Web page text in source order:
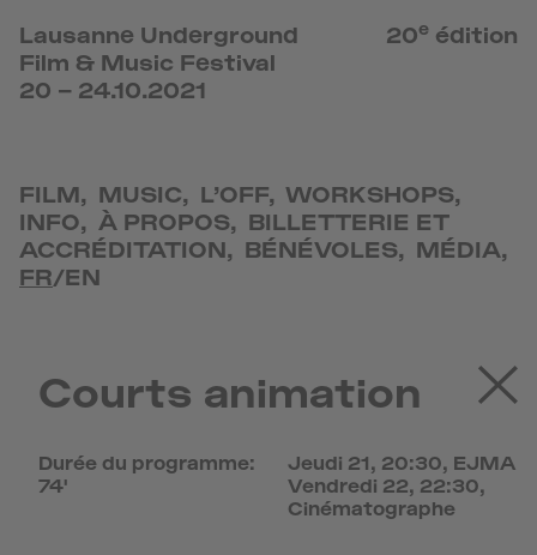
Lausanne Underground
Film & Music Festival
20eédition
20 – 24.10.2021
FILM, MUSIC, L’OFF, WORKSHOPS,
INFO, À PROPOS, BILLETTERIE ET
ACCRÉDITATION, BÉNÉVOLES, MÉDIA,
FR/EN
Courts animation
Durée du programme:
74'
Jeudi 21, 20:30, EJMA
Vendredi 22, 22:30,
Cinématographe